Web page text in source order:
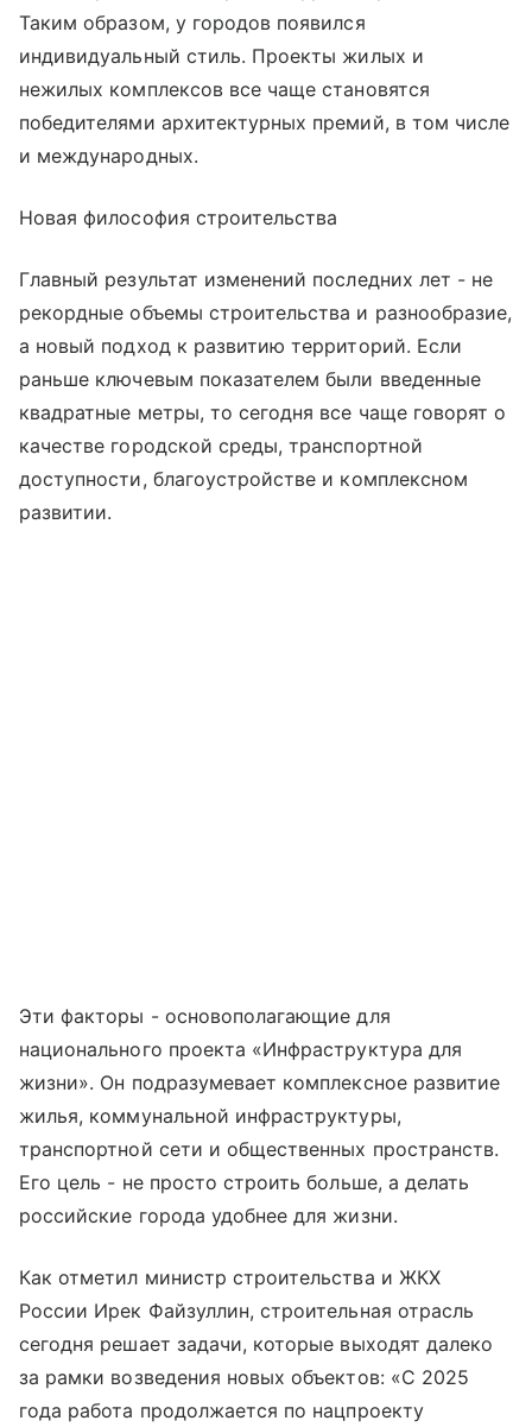
Таким образом, у городов появился
индивидуальный стиль. Проекты жилых и
нежилых комплексов все чаще становятся
победителями архитектурных премий, в том числе
и международных.
Новая философия строительства
Главный результат изменений последних лет - не
рекордные объемы строительства и разнообразие,
а новый подход к развитию территорий. Если
раньше ключевым показателем были введенные
квадратные метры, то сегодня все чаще говорят о
качестве городской среды, транспортной
доступности, благоустройстве и комплексном
развитии.
Эти факторы - основополагающие для
национального проекта «Инфраструктура для
жизни». Он подразумевает комплексное развитие
жилья, коммунальной инфраструктуры,
транспортной сети и общественных пространств.
Его цель - не просто строить больше, а делать
российские города удобнее для жизни.
Как отметил министр строительства и ЖКХ
России Ирек Файзуллин, строительная отрасль
сегодня решает задачи, которые выходят далеко
за рамки возведения новых объектов: «С 2025
года работа продолжается по нацпроекту